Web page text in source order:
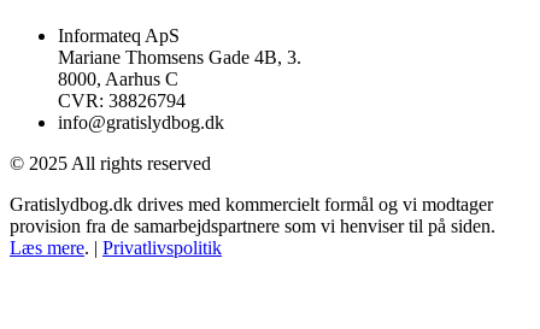
Informateq ApS
Mariane Thomsens Gade 4B, 3.
8000, Aarhus C
CVR: 38826794
info@gratislydbog.dk
© 2025 All rights reserved
Gratislydbog.dk drives med kommercielt formål og vi modtager
provision fra de samarbejdspartnere som vi henviser til på siden.
Læs mere. | Privatlivspolitik